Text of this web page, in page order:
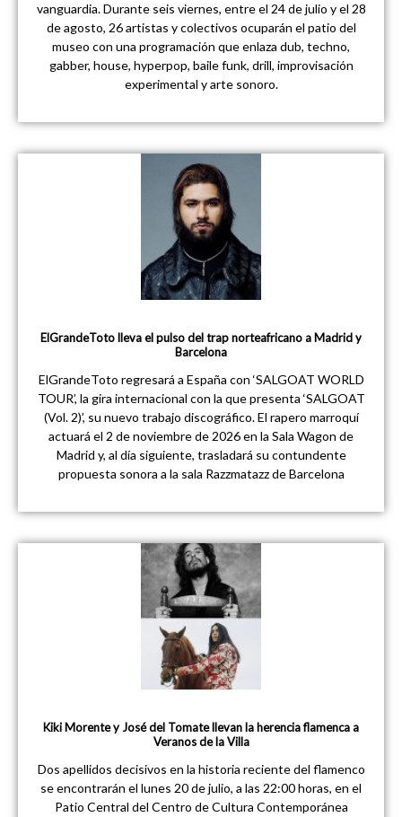
vanguardia. Durante seis viernes, entre el 24 de julio y el 28
de agosto, 26 artistas y colectivos ocuparán el patio del
museo con una programación que enlaza dub, techno,
gabber, house, hyperpop, baile funk, drill, improvisación
experimental y arte sonoro.
ElGrandeToto lleva el pulso del trap norteafricano a Madrid y
Barcelona
ElGrandeToto regresará a España con ‘SALGOAT WORLD
TOUR’, la gira internacional con la que presenta ‘SALGOAT
(Vol. 2)’, su nuevo trabajo discográfico. El rapero marroquí
actuará el 2 de noviembre de 2026 en la Sala Wagon de
Madrid y, al día siguiente, trasladará su contundente
propuesta sonora a la sala Razzmatazz de Barcelona
Kiki Morente y José del Tomate llevan la herencia flamenca a
Veranos de la Villa
Dos apellidos decisivos en la historia reciente del flamenco
se encontrarán el lunes 20 de julio, a las 22:00 horas, en el
Patio Central del Centro de Cultura Contemporánea